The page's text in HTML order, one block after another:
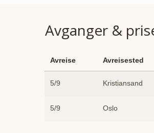
Avganger &
Avreise Avreisested
5/9 Kristiansand
5/9 Oslo